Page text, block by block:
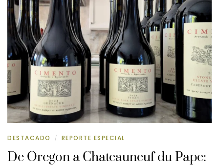
DESTACADO / REPORTE ESPECIAL
De Oregon a Chateauneuf du Pape: